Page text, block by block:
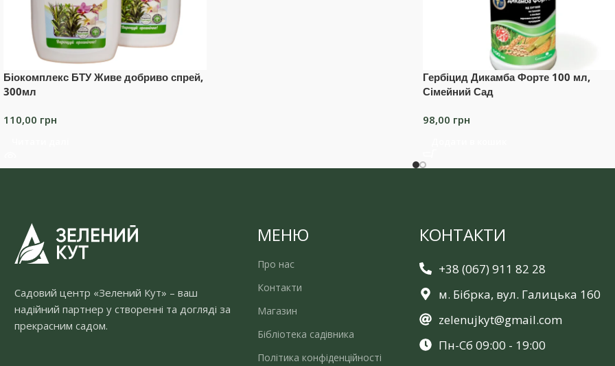
Біокомплекс БТУ Живе добриво спрей,
300мл
110,00 грн
Гербіцид Дикамба Форте 100 мл,
Сімейний Сад
98,00 грн
Садовий центр «Зелений Кут» – ваш
надійний партнер у створенні та догляді за
прекрасним садом.
МЕНЮ
Про нас
Контакти
Магазин
Бібліотека садівника
Політика конфіденційності
КОНТАКТИ
+38 (067) 911 82 28
м. Бібрка, вул. Галицька 160
zelenujkyt@gmail.com
Пн-Сб 09:00 - 19:00